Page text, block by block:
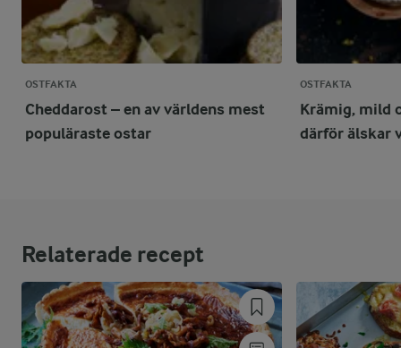
OSTFAKTA
Cheddarost – en av världens mest
populäraste ostar
OSTFAKTA
Krämig, mild
därför älskar
Relaterade recept